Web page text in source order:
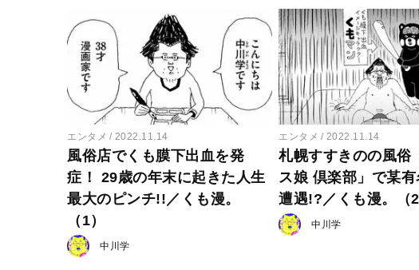
エンタメ 2022.11.14
風俗店でくも膜下出血を発
症！ 29歳の年末に起きた人生
最大のピンチ!!／くも漫。
（1）
中川学
エンタメ 2022.11.14
札幌すすきのの風俗
ス娘 倶楽部」で某
遭遇!?／くも漫。（2
中川学